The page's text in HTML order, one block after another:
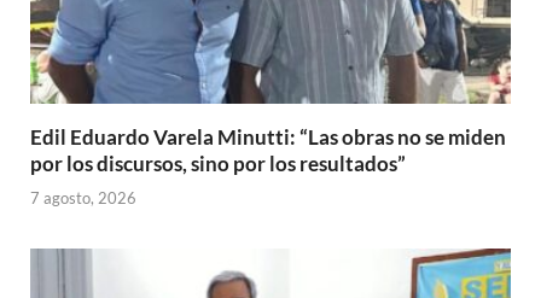
Edil Eduardo Varela Minutti: “Las obras no se miden
por los discursos, sino por los resultados”
7 agosto, 2026